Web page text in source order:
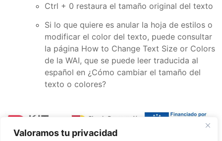
Valoramos tu privacidad
Ctrl + 0 restaura el tamaño original del texto
Si lo que quiere es anular la hoja de estilos o
modificar el color del texto, puede consultar
la página How to Change Text Size or Colors
de la WAI, que se puede leer traducida al
español en ¿Cómo cambiar el tamaño del
texto o colores?